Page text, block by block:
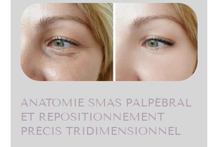
ANATOMIE SMAS PALPÉBRAL
ET REPOSITIONNEMENT
PRÉCIS TRIDIMENSIONNEL